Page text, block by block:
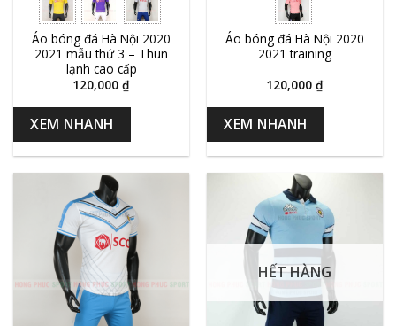
Áo bóng đá Hà Nội 2020
2021 mẫu thứ 3 – Thun
lạnh cao cấp
120,000 ₫
XEM NHANH
Áo bóng đá Hà Nội 2020
2021 training
120,000 ₫
XEM NHANH
HẾT HÀNG